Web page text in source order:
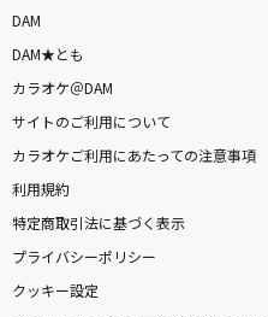
DAM
DAM★とも
カラオケ＠DAM
サイトのご利用について
カラオケご利用にあたっての注意事項
利用規約
特定商取引法に基づく表示
プライバシーポリシー
クッキー設定